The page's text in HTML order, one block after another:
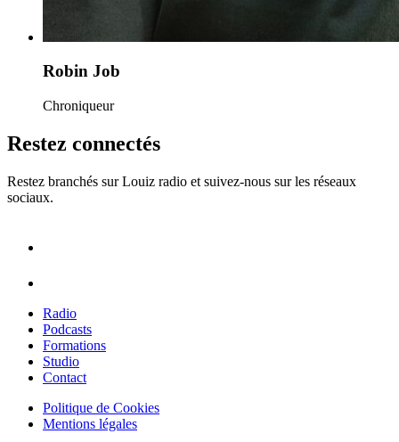
Robin Job
Chroniqueur
Restez connectés
Restez branchés sur Louiz radio et suivez-nous sur les réseaux
sociaux.
Radio
Podcasts
Formations
Studio
Contact
Politique de Cookies
Mentions légales